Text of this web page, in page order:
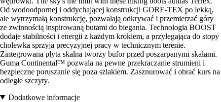
Od wodoodpornej i oddychającej konstrukcji GORE-TEX po lekką,
ale wytrzymałą konstrukcję, pozwalają odkrywać i przemierzać góry
ze zwinnością inspirowaną butami do biegania. Technologia BOOST
dodaje stabilności i energii z każdym krokiem, a przylegająca do stopy
cholewka sprzyja precyzyjnej pracy w technicznym terenie.
Zintegrowana płyta skalna tworzy bufor przed poszarpanymi skałami.
Guma Continental™ pozwala na pewne przekraczanie strumieni i
bezpieczne poruszanie się poza szlakiem. Zasznurować i obrać kurs na
odległe szczyty.
Dodatkowe informacje